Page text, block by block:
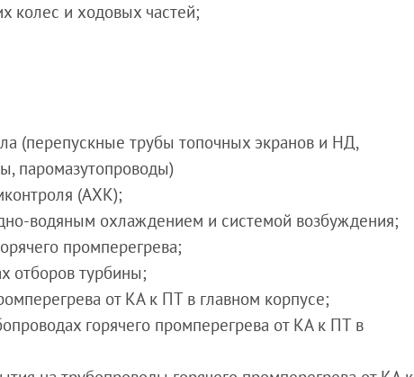
колес и ходовых частей;
(перепускные трубы топочных экранов и НД,
паромазутопроводы)
(АХК);
водяным охлаждением и системой возбуждения;
промперегрева;
отборов турбины;
от КА к ПТ в главном корпусе;
горячего промперегрева от КА к ПТ в